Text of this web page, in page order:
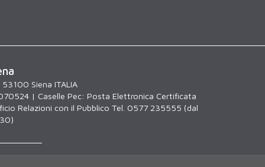
Siena ITALIA
| Caselle Pec: Posta Elettronica Certificata
Relazioni con il Pubblico Tel. 0577 235555 (dal